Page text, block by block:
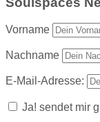
Vorname
Nachname
E-Mail-Adresse:
Ja! sendet mir